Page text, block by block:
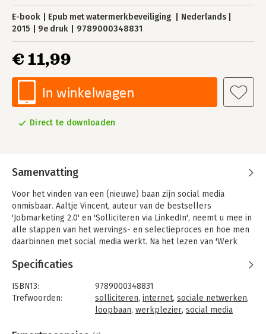
E-book Epub met watermerkbeveiliging
Nederlands
2015
9e druk 9789000348831
€ 11,99
In winkelwagen
Direct te downloaden
Samenvatting
Voor het vinden van een (nieuwe) baan zijn social media
onmisbaar. Aaltje Vincent, auteur van de bestsellers
'Jobmarketing 2.0' en 'Solliciteren via LinkedIn', neemt u mee in
alle stappen van het wervings- en selectieproces en hoe men
daarbinnen met social media werkt. Na het lezen van 'Werk
van deze media om de ideale baan te vinden en om gevonden
'Werk vinden met social media' geeft antwoord op vragen als:
- Hoe maakt u uzelf zichtbaar?
Specificaties
ISBN13:
9789000348831
Trefwoorden:
solliciteren, internet, sociale netwerken,
loopbaan, werkplezier, social media